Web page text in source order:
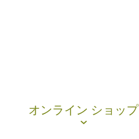
オンライン ショップ